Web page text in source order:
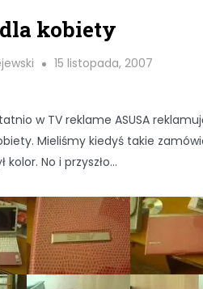
kobiety
15 listopada, 2007
w TV reklame ASUSA
Mieliśmy kiedyś takie
kolor. No i przyszło…